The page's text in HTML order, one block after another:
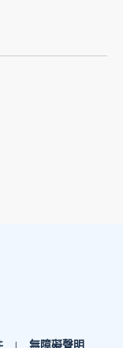
無障礙聲明